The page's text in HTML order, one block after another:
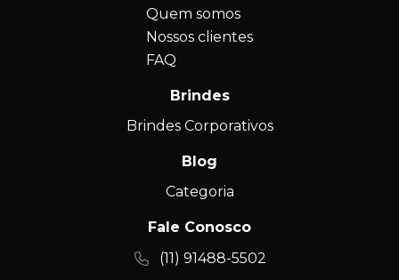
Quem somos
Nossos clientes
FAQ
Brindes
Brindes Corporativos
Blog
Categoria
Fale Conosco
(11) 91488-5502